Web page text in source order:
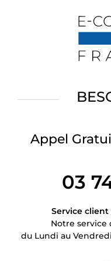
Appel
03
Service
Notre service
du Lundi au